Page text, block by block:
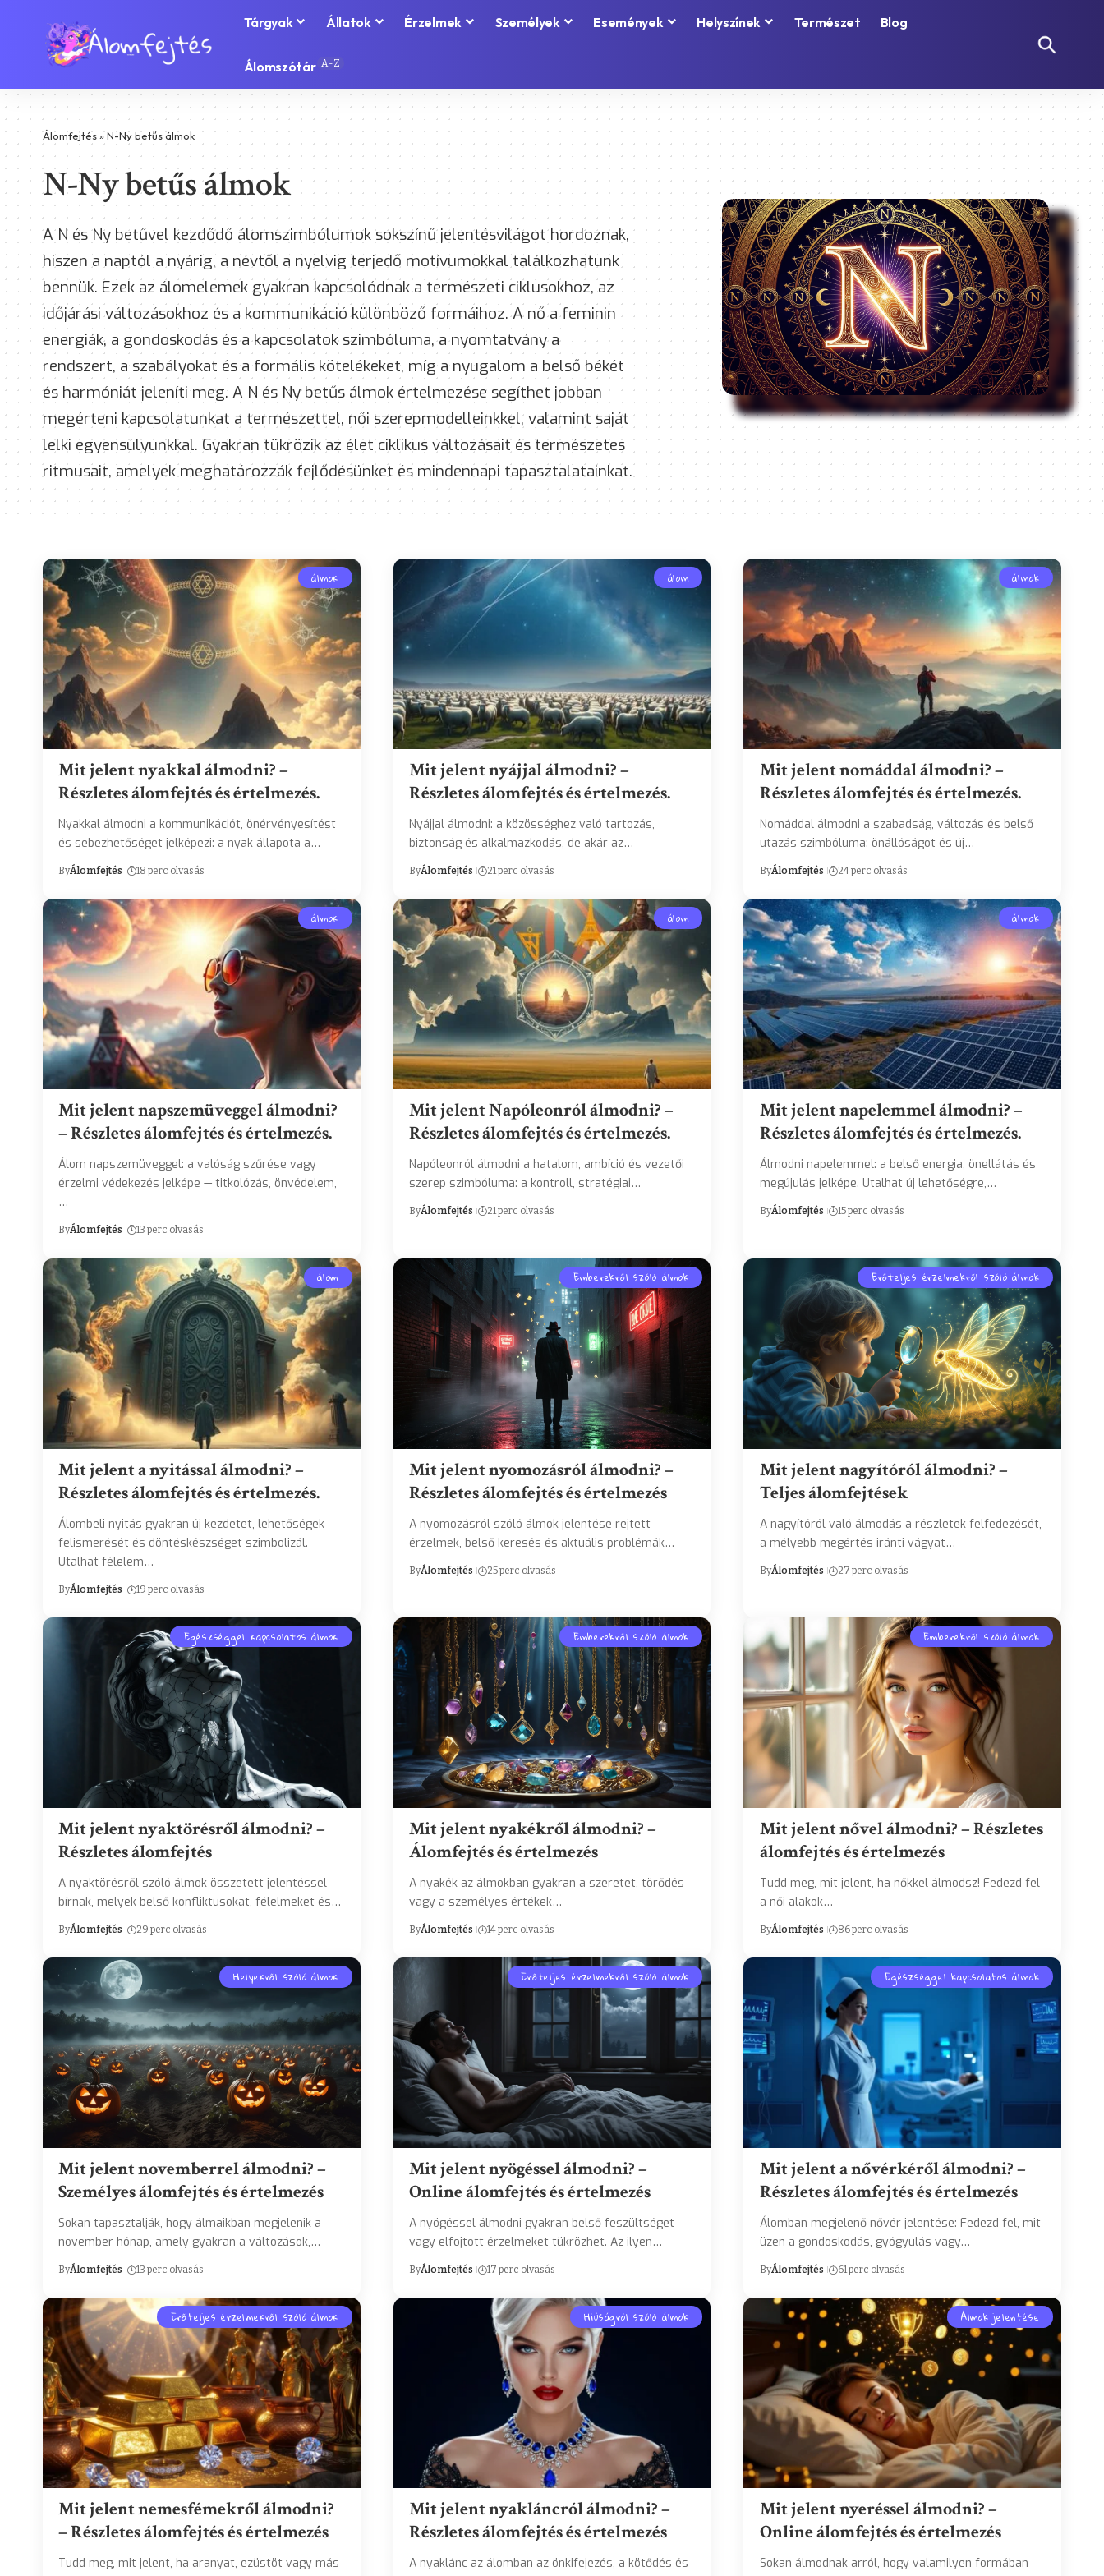
Tárgyak Állatok Érzelmek Személyek Események Helyszínek Természet Blog
Álomszótár A-Z
Álomfejtés»N-Ny betűs álmok
N-Ny betűs álmok
A N és Ny betűvel kezdődő álomszimbólumok sokszínű jelentésvilágot hordoznak,
hiszen a naptól a nyárig, a névtől a nyelvig terjedő motívumokkal találkozhatunk
bennük. Ezek az álomelemek gyakran kapcsolódnak a természeti ciklusokhoz, az
időjárási változásokhoz és a kommunikáció különböző formáihoz. A nő a feminin
energiák, a gondoskodás és a kapcsolatok szimbóluma, a nyomtatvány a
rendszert, a szabályokat és a formális kötelékeket, míg a nyugalom a belső békét
és harmóniát jeleníti meg. A N és Ny betűs álmok értelmezése segíthet jobban
megérteni kapcsolatunkat a természettel, női szerepmodelleinkkel, valamint saját
lelki egyensúlyunkkal. Gyakran tükrözik az élet ciklikus változásait és természetes
ritmusait, amelyek meghatározzák fejlődésünket és mindennapi tapasztalatainkat.
álmok
Mit jelent nyakkal álmodni? –
Részletes álomfejtés és értelmezés.
Nyakkal álmodni a kommunikációt, önérvényesítést
és sebezhetőséget jelképezi: a nyak állapota a…
ByÁlomfejtés 18 perc olvasás
álom
Mit jelent nyájjal álmodni? –
Részletes álomfejtés és értelmezés.
Nyájjal álmodni: a közösséghez való tartozás,
biztonság és alkalmazkodás, de akár az…
ByÁlomfejtés 21 perc olvasás
álmok
Mit jelent nomáddal álmodni? –
Részletes álomfejtés és értelmezés.
Nomáddal álmodni a szabadság, változás és belső
utazás szimbóluma: önállóságot és új…
ByÁlomfejtés 24 perc olvasás
álmok
Mit jelent napszemüveggel álmodni?
– Részletes álomfejtés és értelmezés.
Álom napszemüveggel: a valóság szűrése vagy
érzelmi védekezés jelképe — titkolózás, önvédelem,
…
ByÁlomfejtés 13 perc olvasás
álom
Mit jelent Napóleonról álmodni? –
Részletes álomfejtés és értelmezés.
Napóleonról álmodni a hatalom, ambíció és vezetői
szerep szimbóluma: a kontroll, stratégiai…
ByÁlomfejtés 21 perc olvasás
álmok
Mit jelent napelemmel álmodni? –
Részletes álomfejtés és értelmezés.
Álmodni napelemmel: a belső energia, önellátás és
megújulás jelképe. Utalhat új lehetőségre,…
ByÁlomfejtés 15 perc olvasás
álom
Mit jelent a nyitással álmodni? –
Részletes álomfejtés és értelmezés.
Álombeli nyitás gyakran új kezdetet, lehetőségek
felismerését és döntéskészséget szimbolizál.
Utalhat félelem…
ByÁlomfejtés 19 perc olvasás
Emberekről szóló álmok
Mit jelent nyomozásról álmodni? –
Részletes álomfejtés és értelmezés
A nyomozásról szóló álmok jelentése rejtett
érzelmek, belső keresés és aktuális problémák…
ByÁlomfejtés 25 perc olvasás
Erőteljes érzelmekről szóló álmok
Mit jelent nagyítóról álmodni? –
Teljes álomfejtések
A nagyítóról való álmodás a részletek felfedezését,
a mélyebb megértés iránti vágyat…
ByÁlomfejtés 27 perc olvasás
Egészséggel kapcsolatos álmok
Mit jelent nyaktörésről álmodni? –
Részletes álomfejtés
A nyaktörésről szóló álmok összetett jelentéssel
bírnak, melyek belső konfliktusokat, félelmeket és…
ByÁlomfejtés 29 perc olvasás
Emberekről szóló álmok
Mit jelent nyakékről álmodni? –
Álomfejtés és értelmezés
A nyakék az álmokban gyakran a szeretet, törődés
vagy a személyes értékek…
ByÁlomfejtés 14 perc olvasás
Emberekről szóló álmok
Mit jelent nővel álmodni? – Részletes
álomfejtés és értelmezés
Tudd meg, mit jelent, ha nőkkel álmodsz! Fedezd fel
a női alakok…
ByÁlomfejtés 86 perc olvasás
Helyekről szóló álmok
Mit jelent novemberrel álmodni? –
Személyes álomfejtés és értelmezés
Sokan tapasztalják, hogy álmaikban megjelenik a
november hónap, amely gyakran a változások,…
ByÁlomfejtés 13 perc olvasás
Erőteljes érzelmekről szóló álmok
Mit jelent nyögéssel álmodni? –
Online álomfejtés és értelmezés
A nyögéssel álmodni gyakran belső feszültséget
vagy elfojtott érzelmeket tükrözhet. Az ilyen…
ByÁlomfejtés 17 perc olvasás
Egészséggel kapcsolatos álmok
Mit jelent a nővérkéről álmodni? –
Részletes álomfejtés és értelmezés
Álomban megjelenő nővér jelentése: Fedezd fel, mit
üzen a gondoskodás, gyógyulás vagy…
ByÁlomfejtés 61 perc olvasás
Erőteljes érzelmekről szóló álmok
Mit jelent nemesfémekről álmodni?
– Részletes álomfejtés és értelmezés
Tudd meg, mit jelent, ha aranyat, ezüstöt vagy más
Hiúságról szóló álmok
Mit jelent nyakláncról álmodni? –
Részletes álomfejtés és értelmezés
A nyaklánc az álomban az önkifejezés, a kötődés és
Álmok jelentése
Mit jelent nyeréssel álmodni? –
Online álomfejtés és értelmezés
Sokan álmodnak arról, hogy valamilyen formában